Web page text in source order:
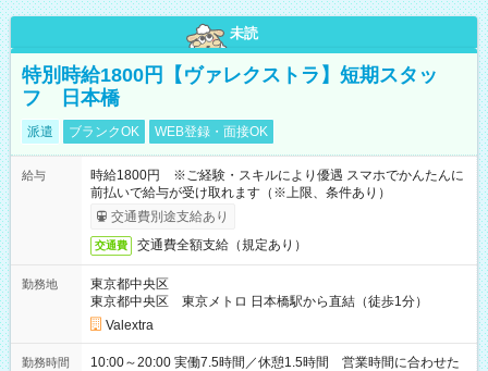
未読
特別時給1800円【ヴァレクストラ】短期スタッ
フ 日本橋
派遣 ブランクOK WEB登録・面接OK
給与
時給1800円 ※ご経験・スキルにより優遇 スマホでかんたんに
前払いで給与が受け取れます（※上限、条件あり）
交通費別途支給あり
交通費 交通費全額支給（規定あり）
勤務地
東京都中央区
東京都中央区 東京メトロ 日本橋駅から直結（徒歩1分）
Valextra
勤務時間
10:00～20:00 実働7.5時間／休憩1.5時間 営業時間に合わせた